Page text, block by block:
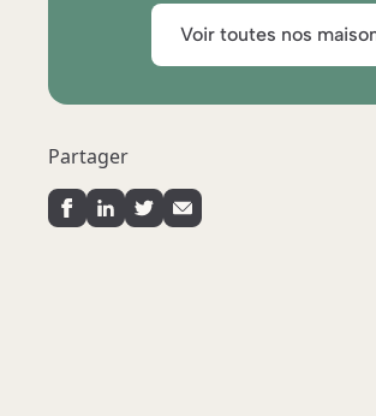
Voir toutes nos
Partager